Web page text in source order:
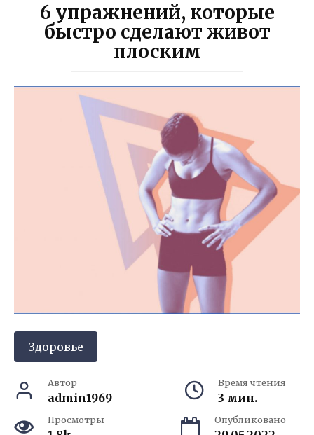
6 упражнений, которые
быстро сделают живот
плоским
Здоровье
Автор
admin1969
Время чтения
3 мин.
Просмотры Опубликовано